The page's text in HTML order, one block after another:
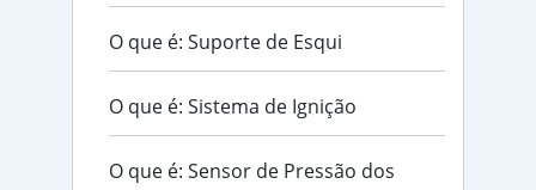
O que é: Suporte de Esqui
O que é: Sistema de Ignição
O que é: Sensor de Pressão dos